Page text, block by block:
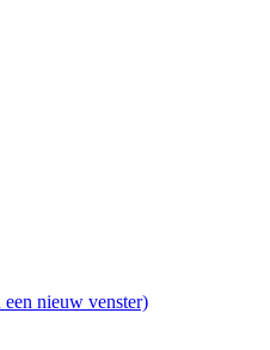
een nieuw venster)